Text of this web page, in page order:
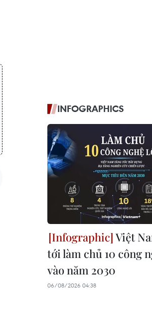
INFOGRAPHICS
Việt
tới làm chủ 10 công
vào năm 2030
06/08/2026 04:38